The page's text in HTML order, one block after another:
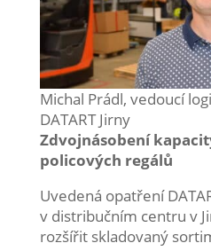
Michal Prádl, vedoucí
DATART Jirny
Zdvojnásobení
policových regálů
Uvedená opatření
v distribučním centru v
rozšířit skladovaný